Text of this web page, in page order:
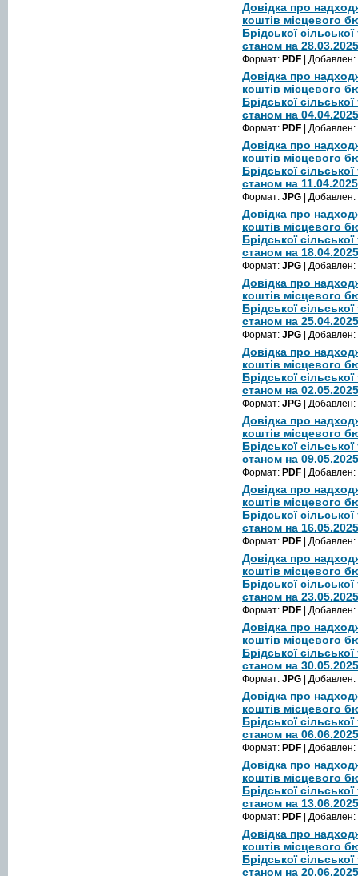
Довідка про
коштів місцевого
Брідської
станом на 28.03.2025
Формат: PDF | Добавлен:
Довідка про
коштів місцевого
Брідської
станом на 04.04.2025
Формат: PDF | Добавлен:
Довідка про
коштів місцевого
Брідської
станом на 11.04.2025
Формат: JPG | Добавлен:
Довідка про
коштів місцевого
Брідської
станом на 18.04.2025
Формат: JPG | Добавлен:
Довідка про
коштів місцевого
Брідської
станом на 25.04.2025
Формат: JPG | Добавлен:
Довідка про
коштів місцевого
Брідської
станом на 02.05.2025
Формат: JPG | Добавлен:
Довідка про
коштів місцевого
Брідської
станом на 09.05.2025
Формат: PDF | Добавлен:
Довідка про
коштів місцевого
Брідської
станом на 16.05.2025
Формат: PDF | Добавлен:
Довідка про
коштів місцевого
Брідської
станом на 23.05.2025
Формат: PDF | Добавлен:
Довідка про
коштів місцевого
Брідської
станом на 30.05.2025
Формат: JPG | Добавлен:
Довідка про
коштів місцевого
Брідської
станом на 06.06.2025
Формат: PDF | Добавлен:
Довідка про
коштів місцевого
Брідської
станом на 13.06.2025
Формат: PDF | Добавлен:
Довідка про
коштів місцевого
Брідської
станом на 20.06.2025